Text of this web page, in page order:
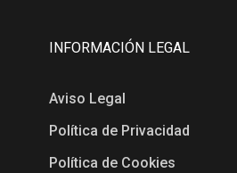
INFORMACIÓN LEGAL
Aviso Legal
Política de Privacidad
Política de Cookies